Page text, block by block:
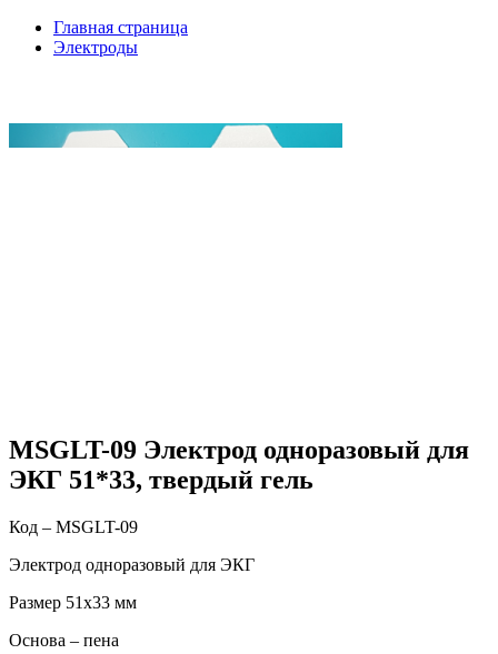
Главная страница
Электроды
MSGLT-09 Электрод одноразовый для
ЭКГ 51*33, твердый гель
Код – MSGLT-09
Электрод одноразовый для ЭКГ
Размер 51х33 мм
Основа – пена